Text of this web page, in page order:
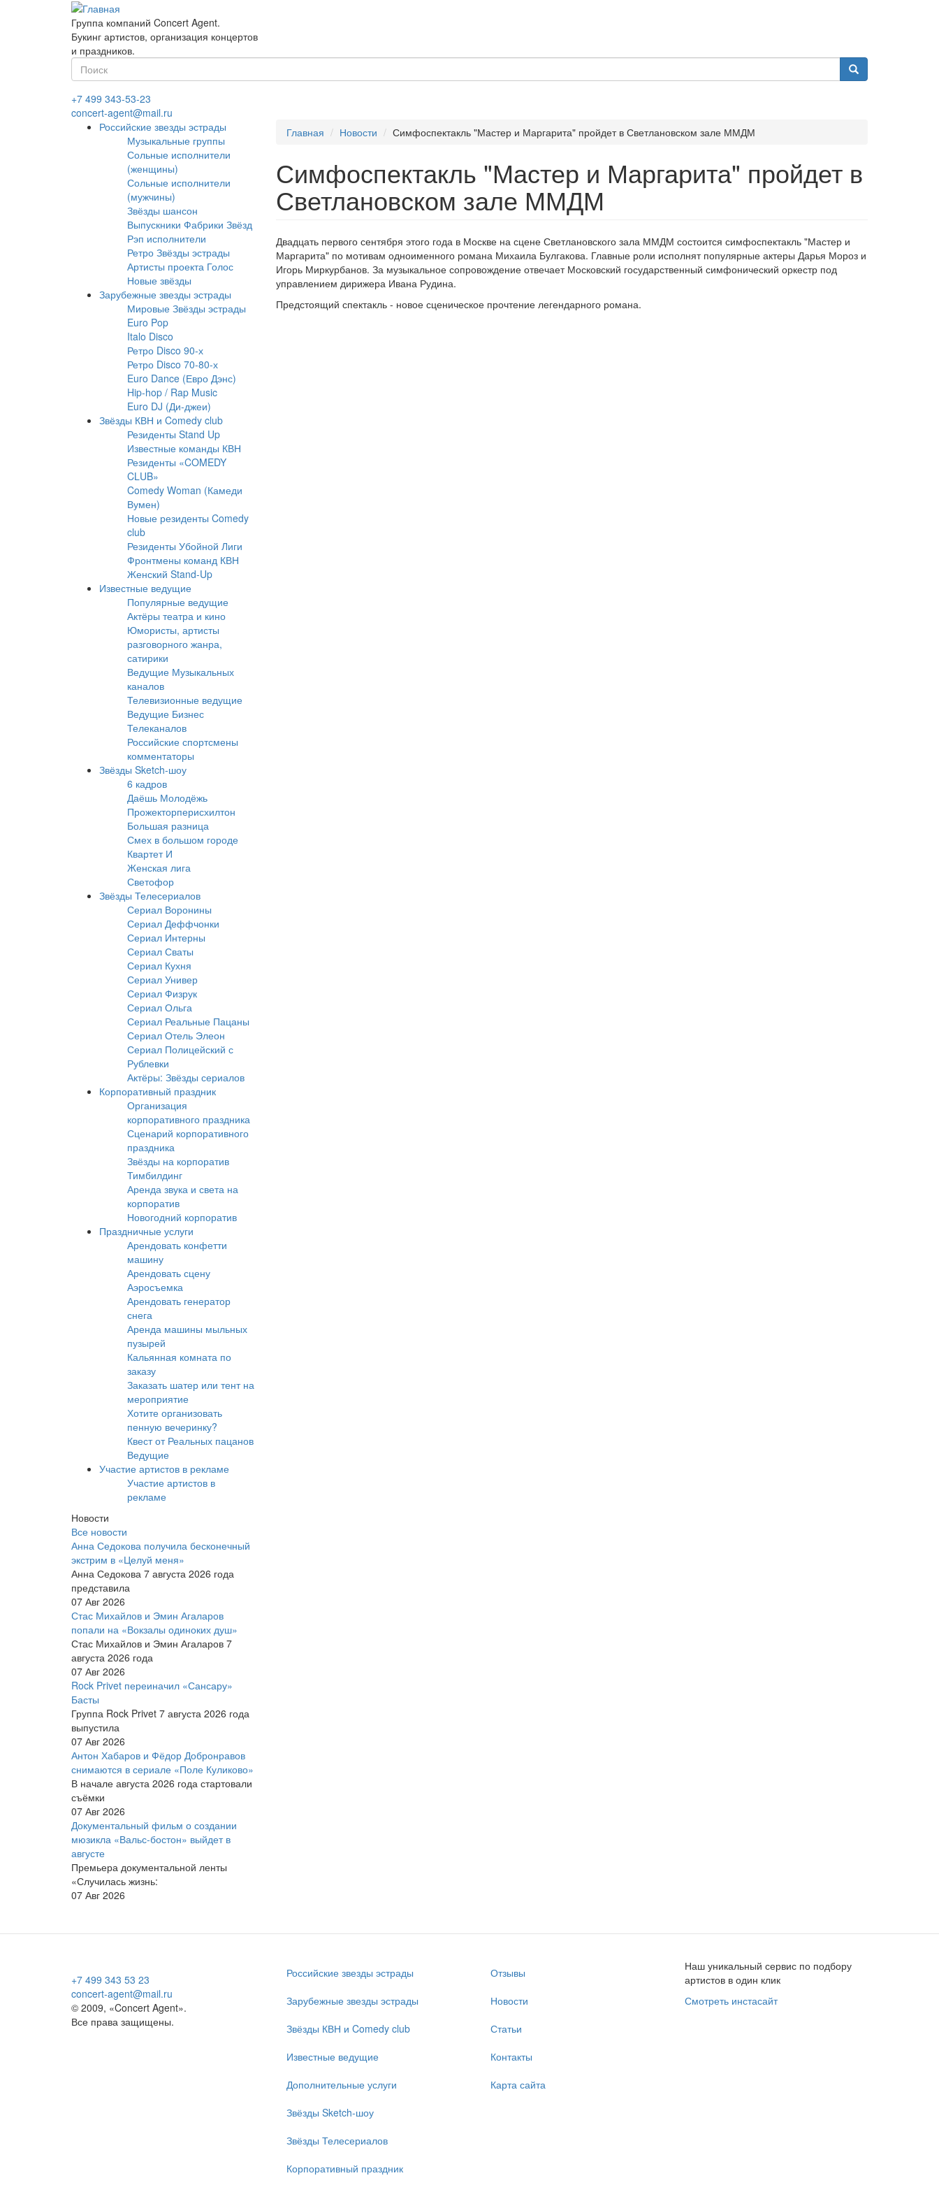
Группа компаний Concert Agent.
Букинг артистов, организация концертов
и праздников.
Форма
поиска
+7 499 343-53-23
concert-agent@mail.ru
Российские звезды эстрады
Музыкальные группы
Сольные исполнители
(женщины)
Сольные исполнители
(мужчины)
Звёзды шансон
Выпускники Фабрики Звёзд
Рэп исполнители
Ретро Звёзды эстрады
Артисты проекта Голос
Новые звёзды
Зарубежные звезды эстрады
Мировые Звёзды эстрады
Euro Pop
Italo Disco
Ретро Disco 90-х
Ретро Disco 70-80-х
Euro Dance (Евро Дэнс)
Hip-hop / Rap Music
Euro DJ (Ди-джеи)
Звёзды КВН и Comedy club
Резиденты Stand Up
Известные команды КВН
Резиденты «COMEDY
CLUB»
Comedy Woman (Камеди
Вумен)
Новые резиденты Comedy
club
Резиденты Убойной Лиги
Фронтмены команд КВН
Женский Stand-Up
Известные ведущие
Популярные ведущие
Актёры театра и кино
Юмористы, артисты
разговорного жанра,
сатирики
Ведущие Музыкальных
каналов
Телевизионные ведущие
Ведущие Бизнес
Телеканалов
Российские спортсмены
комментаторы
Звёзды Sketch-шоу
6 кадров
Даёшь Молодёжь
Прожекторперисхилтон
Большая разница
Смех в большом городе
Квартет И
Женская лига
Светофор
Звёзды Телесериалов
Сериал Воронины
Сериал Деффчонки
Сериал Интерны
Сериал Сваты
Сериал Кухня
Сериал Универ
Сериал Физрук
Сериал Ольга
Сериал Реальные Пацаны
Сериал Отель Элеон
Сериал Полицейский с
Рублевки
Актёры: Звёзды сериалов
Корпоративный праздник
Организация
корпоративного праздника
Сценарий корпоративного
праздника
Звёзды на корпоратив
Тимбилдинг
Аренда звука и света на
корпоратив
Новогодний корпоратив
Праздничные услуги
Арендовать конфетти
машину
Арендовать сцену
Аэросъемка
Арендовать генератор
снега
Аренда машины мыльных
пузырей
Кальянная комната по
заказу
Заказать шатер или тент на
мероприятие
Хотите организовать
пенную вечеринку?
Квест от Реальных пацанов
Ведущие
Участие артистов в рекламе
Участие артистов в
рекламе
Новости
Все новости
Анна Седокова получила бесконечный
экстрим в «Целуй меня»
Анна Седокова 7 августа 2026 года
представила
07 Авг 2026
Стас Михайлов и Эмин Агаларов
попали на «Вокзалы одиноких душ»
Стас Михайлов и Эмин Агаларов 7
августа 2026 года
07 Авг 2026
Rock Privet переиначил «Сансару»
Басты
Группа Rock Privet 7 августа 2026 года
выпустила
07 Авг 2026
Антон Хабаров и Фёдор Добронравов
снимаются в сериале «Поле Куликово»
В начале августа 2026 года стартовали
съёмки
07 Авг 2026
Документальный фильм о создании
мюзикла «Вальс-бостон» выйдет в
августе
Премьера документальной ленты
«Случилась жизнь:
07 Авг 2026
Главная Новости Симфоспектакль "Мастер и Маргарита" пройдет в Светлановском зале ММДМ
Симфоспектакль "Мастер и Маргарита" пройдет в
Светлановском зале ММДМ
Двадцать первого сентября этого года в Москве на сцене Светлановского зала ММДМ состоится симфоспектакль "Мастер и
Маргарита" по мотивам одноименного романа Михаила Булгакова. Главные роли исполнят популярные актеры Дарья Мороз и
Игорь Миркурбанов. За музыкальное сопровождение отвечает Московский государственный симфонический оркестр под
управлением дирижера Ивана Рудина.
Предстоящий спектакль - новое сценическое прочтение легендарного романа.
+7 499 343 53 23
concert-agent@mail.ru
© 2009, «Concert Agent».
Все права защищены.
Российские звезды эстрады
Зарубежные звезды эстрады
Звёзды КВН и Comedy club
Известные ведущие
Дополнительные услуги
Звёзды Sketch-шоу
Звёзды Телесериалов
Корпоративный праздник
Отзывы
Новости
Статьи
Контакты
Карта сайта
Наш уникальный сервис по подбору
артистов в один клик
Смотреть инстасайт